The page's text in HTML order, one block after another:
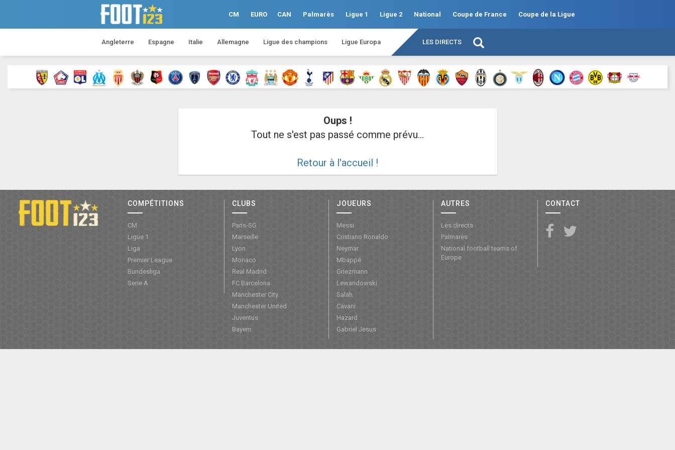
CM EURO CAN Palmarès Ligue 1 Ligue 2 National Coupe de France Coupe de la Ligue
Angleterre Espagne Italie Allemagne Ligue des champions Ligue Europa LES DIRECTS
Oups !
Tout ne s'est pas passé comme prévu...
Retour à l'accueil !
COMPÉTITIONS
CM
Ligue 1
Liga
Premier League
Bundesliga
Serie A
CLUBS
Paris-SG
Marseille
Lyon
Monaco
Real Madrid
FC Barcelona
Manchester City
Manchester United
Juventus
Bayern
JOUEURS
Messi
Cristiano Ronaldo
Neymar
Mbappé
Griezmann
Lewandowski
Salah
Cavani
Hazard
Gabriel Jesus
AUTRES
Les directs
Palmarès
National football teams of
Europe
CONTACT